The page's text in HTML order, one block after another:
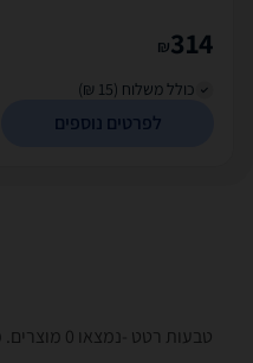
314
₪
כולל משלוח (15 ₪)
לפרטים נוספים
טבעות רטט -נמצאו 0 מוצרים. מחפש טבעת רטט? רק בזאפ תמצאו חוות דעת, השוואת מחירים ביותר מאלף חנויות בתחום מבוגרים בלבד וכל המידע הנחוץ עבור קבלת החלטה חכמה!